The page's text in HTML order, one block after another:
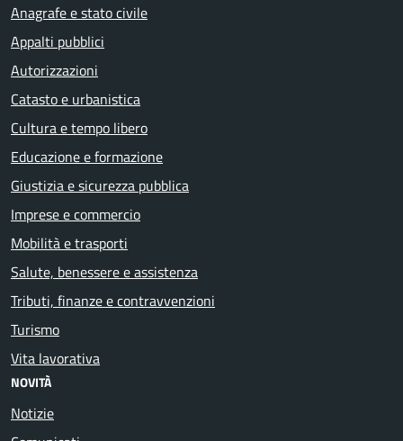
Anagrafe e stato civile
Appalti pubblici
Autorizzazioni
Catasto e urbanistica
Cultura e tempo libero
Educazione e formazione
Giustizia e sicurezza pubblica
Imprese e commercio
Mobilità e trasporti
Salute, benessere e assistenza
Tributi, finanze e contravvenzioni
Turismo
Vita lavorativa
NOVITÀ
Notizie